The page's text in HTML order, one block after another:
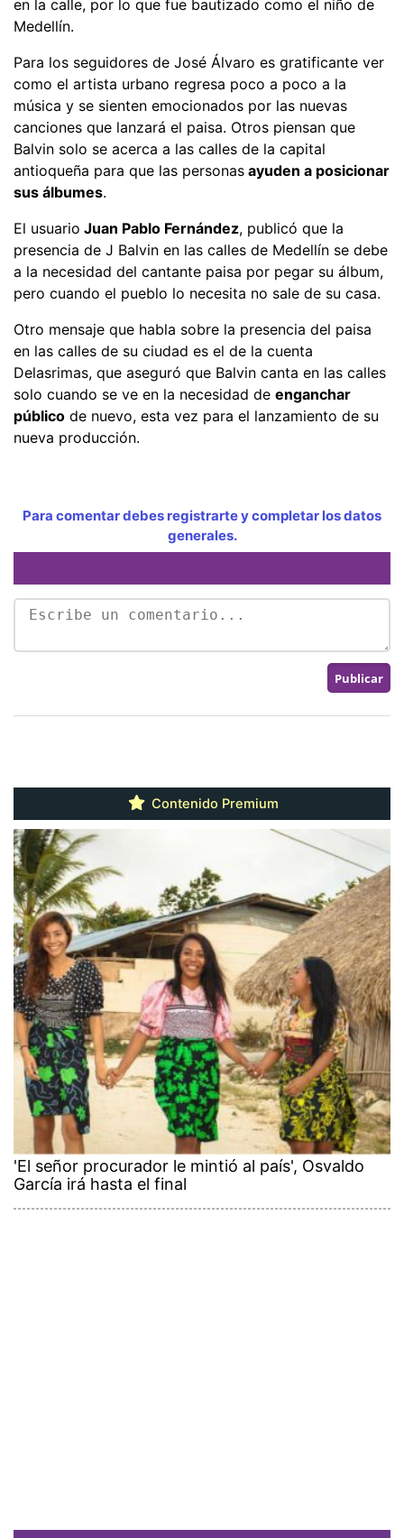
en la calle, por lo que fue bautizado como el niño de
Medellín.
Para los seguidores de José Álvaro es gratificante ver
como el artista urbano regresa poco a poco a la
música y se sienten emocionados por las nuevas
canciones que lanzará el paisa. Otros piensan que
Balvin solo se acerca a las calles de la capital
antioqueña para que las personas ayuden a posicionar
sus álbumes.
El usuario Juan Pablo Fernández, publicó que la
presencia de J Balvin en las calles de Medellín se debe
a la necesidad del cantante paisa por pegar su álbum,
pero cuando el pueblo lo necesita no sale de su casa.
Otro mensaje que habla sobre la presencia del paisa
en las calles de su ciudad es el de la cuenta
Delasrimas, que aseguró que Balvin canta en las calles
solo cuando se ve en la necesidad de enganchar
público de nuevo, esta vez para el lanzamiento de su
nueva producción.
Para comentar debes registrarte y completar los datos
generales.
Contenido Premium
'El señor procurador le mintió al país', Osvaldo
García irá hasta el final